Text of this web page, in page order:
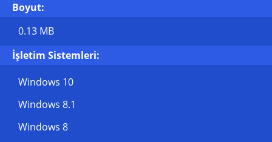
Boyut:
0.13 MB
İşletim Sistemleri:
Windows 10
Windows 8.1
Windows 8